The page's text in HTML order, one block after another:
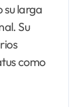
su larga
Su
como